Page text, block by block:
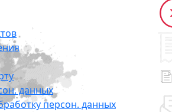
данных
персон. данных